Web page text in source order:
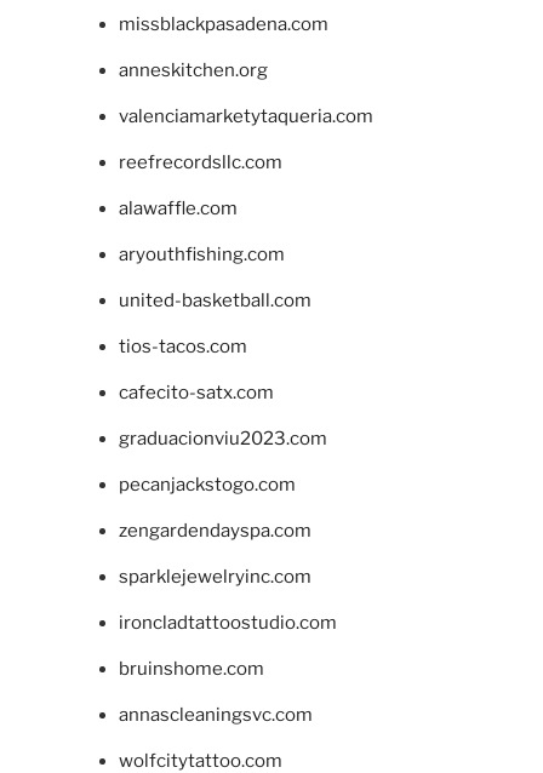
missblackpasadena.com
anneskitchen.org
valenciamarketytaqueria.com
reefrecordsllc.com
alawaffle.com
aryouthfishing.com
united-basketball.com
tios-tacos.com
cafecito-satx.com
graduacionviu2023.com
pecanjackstogo.com
zengardendayspa.com
sparklejewelryinc.com
ironcladtattoostudio.com
bruinshome.com
annascleaningsvc.com
wolfcitytattoo.com